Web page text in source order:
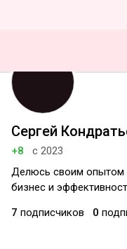
Сергей
+8
с 2023
Делюсь своим опытом
бизнес и
7 подписчиков 0